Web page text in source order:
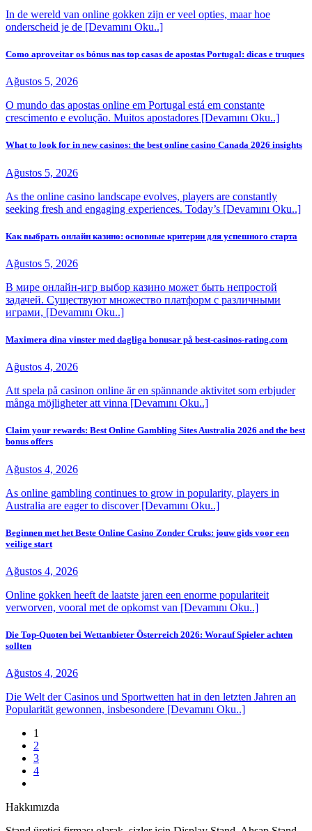
In de wereld van online gokken zijn er veel opties, maar hoe
onderscheid je de [Devamını Oku..]
Como aproveitar os bónus nas top casas de apostas Portugal: dicas e truques
Ağustos 5, 2026
O mundo das apostas online em Portugal está em constante
crescimento e evolução. Muitos apostadores [Devamını Oku..]
What to look for in new casinos: the best online casino Canada 2026 insights
Ağustos 5, 2026
As the online casino landscape evolves, players are constantly
seeking fresh and engaging experiences. Today’s [Devamını Oku..]
Как выбрать онлайн казино: основные критерии для успешного старта
Ağustos 5, 2026
В мире онлайн-игр выбор казино может быть непростой
задачей. Существуют множество платформ с различными
играми, [Devamını Oku..]
Maximera dina vinster med dagliga bonusar på best-casinos-rating.com
Ağustos 4, 2026
Att spela på casinon online är en spännande aktivitet som erbjuder
många möjligheter att vinna [Devamını Oku..]
Claim your rewards: Best Online Gambling Sites Australia 2026 and the best
bonus offers
Ağustos 4, 2026
As online gambling continues to grow in popularity, players in
Australia are eager to discover [Devamını Oku..]
Beginnen met het Beste Online Casino Zonder Cruks: jouw gids voor een
veilige start
Ağustos 4, 2026
Online gokken heeft de laatste jaren een enorme populariteit
verworven, vooral met de opkomst van [Devamını Oku..]
Die Top-Quoten bei Wettanbieter Österreich 2026: Worauf Spieler achten
sollten
Ağustos 4, 2026
Die Welt der Casinos und Sportwetten hat in den letzten Jahren an
Popularität gewonnen, insbesondere [Devamını Oku..]
1
2
3
4
Hakkımızda